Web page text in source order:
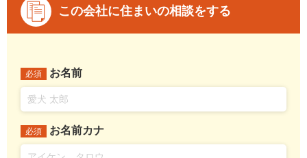
この会社に住まいの相談をする
必須 お名前
必須 お名前カナ